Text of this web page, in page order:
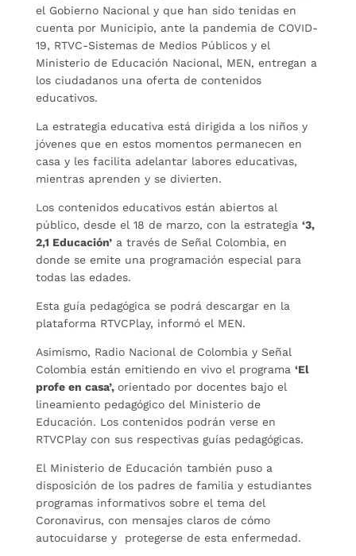
el Gobierno Nacional y que han sido tenidas en
cuenta por Municipio, ante la pandemia de COVID-
19, RTVC-Sistemas de Medios Públicos y el
Ministerio de Educación Nacional, MEN, entregan a
los ciudadanos una oferta de contenidos
educativos.
La estrategia educativa está dirigida a los niños y
jóvenes que en estos momentos permanecen en
casa y les facilita adelantar labores educativas,
mientras aprenden y se divierten.
Los contenidos educativos están abiertos al
público, desde el 18 de marzo, con la estrategia ‘3,
2,1 Educación’a través de Señal Colombia, en
donde se emite una programación especial para
todas las edades.
Esta guía pedagógica se podrá descargar en la
plataforma RTVCPlay, informó el MEN.
Asimismo, Radio Nacional de Colombia y Señal
Colombia están emitiendo en vivo el programa ‘El
profe en casa’, orientado por docentes bajo el
lineamiento pedagógico del Ministerio de
Educación. Los contenidos podrán verse en
RTVCPlay con sus respectivas guías pedagógicas.
El Ministerio de Educación también puso a
disposición de los padres de familia y estudiantes
programas informativos sobre el tema del
Coronavirus, con mensajes claros de cómo
autocuidarse y protegerse de esta enfermedad.